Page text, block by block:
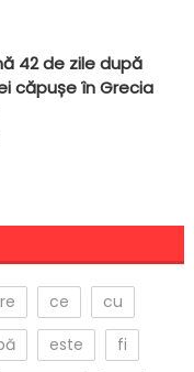
42 de zile după
căpușe în Grecia
ce
cu
este
fi